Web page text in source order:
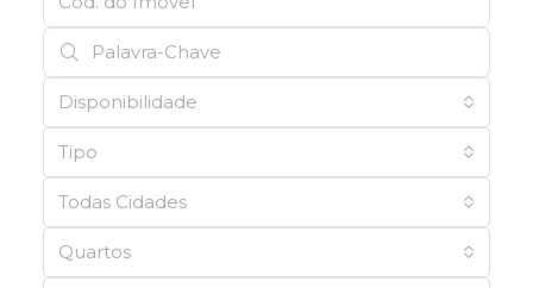
Disponibilidade
Tipo
Todas Cidades
Quartos